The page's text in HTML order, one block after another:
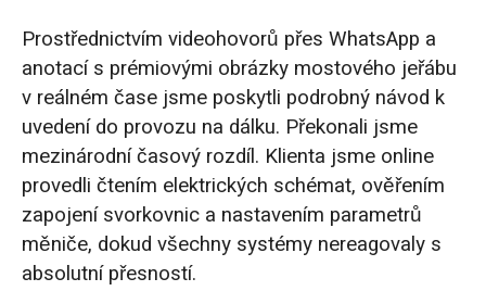
Prostřednictvím videohovorů přes WhatsApp a
anotací s prémiovými obrázky mostového jeřábu
v reálném čase jsme poskytli podrobný návod k
uvedení do provozu na dálku. Překonali jsme
mezinárodní časový rozdíl. Klienta jsme online
provedli čtením elektrických schémat, ověřením
zapojení svorkovnic a nastavením parametrů
měniče, dokud všechny systémy nereagovaly s
absolutní přesností.